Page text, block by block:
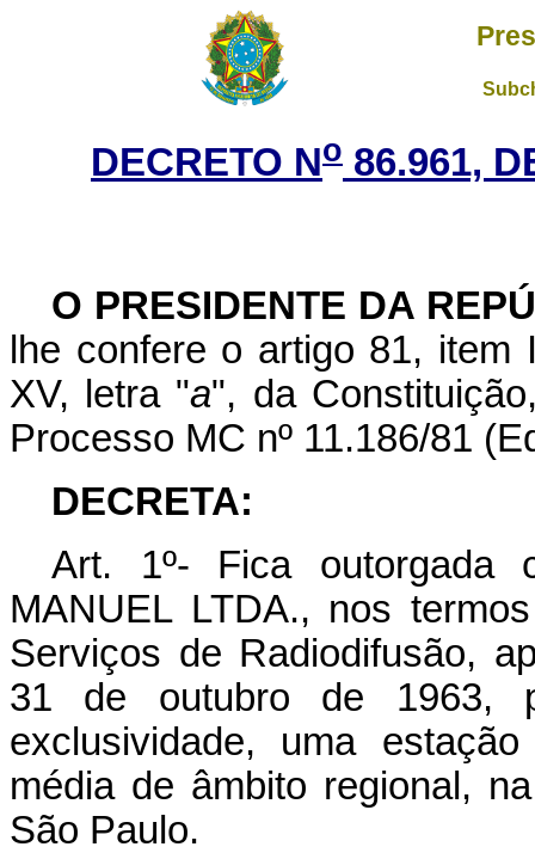
DECRETO No 86.961,
O PRESIDENTE DA
lhe confere o artigo 81,
XV, letra "a", da
Processo MC nº 11.186/81
DECRETA:
Art. 1º- Fica outorgada
MANUEL LTDA., nos
Serviços de Radiodifusão,
31 de outubro de 1963,
exclusividade, uma
média de âmbito regional,
São Paulo.